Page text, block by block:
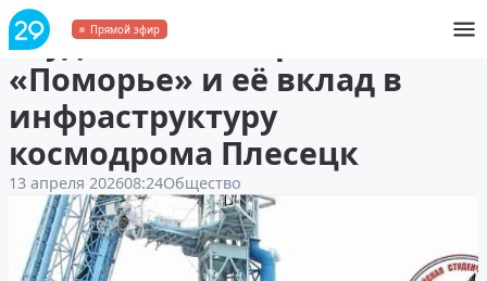
Прямой эфир
Студенческая стройка
«Поморье» и её вклад в
инфраструктуру
космодрома Плесецк
13 апреля 202608:24Общество